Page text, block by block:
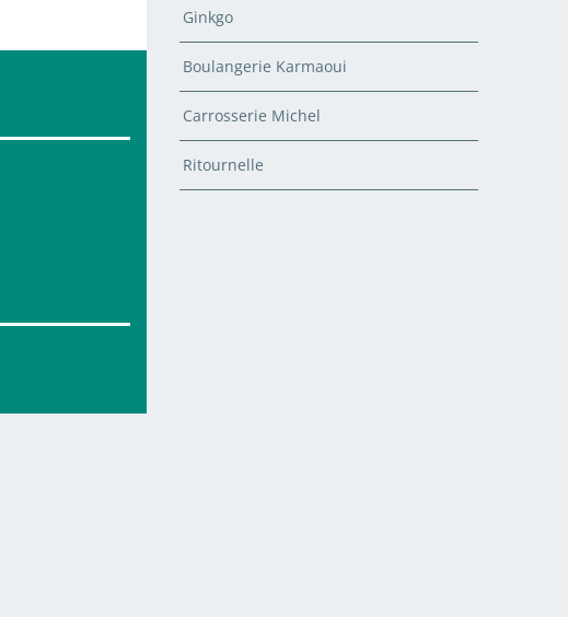
Ginkgo
Boulangerie Karmaoui
Carrosserie Michel
Ritournelle